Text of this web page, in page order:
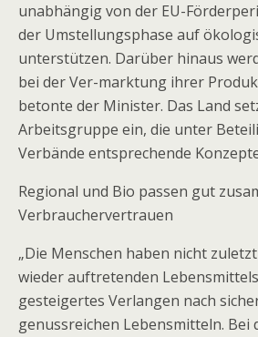
unabhängig von der EU-
der Umstellungsphase auf
unterstützen. Darüber hinaus
bei der Ver-marktung ihrer
betonte der Minister. Das Land
Arbeitsgruppe ein, die unter
Verbände entsprechende
Regional und Bio passen gut
Verbrauchervertrauen
„Die Menschen haben nicht
wieder auftretenden
gesteigertes Verlangen nach
genussreichen Lebensmitteln. Bei